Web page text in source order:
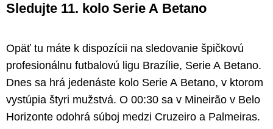
Sledujte 11. kolo Serie A Betano
Opäť tu máte k dispozícii na sledovanie špičkovú
profesionálnu futbalovú ligu Brazílie, Serie A Betano.
Dnes sa hrá jedenáste kolo Serie A Betano, v ktorom
vystúpia štyri mužstvá. O 00:30 sa v Mineirão v Belo
Horizonte odohrá súboj medzi Cruzeiro a Palmeiras.